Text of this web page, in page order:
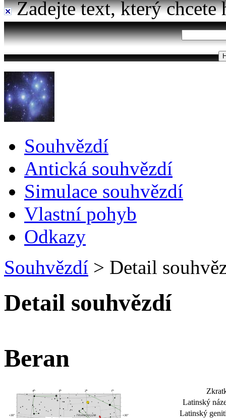
Zadejte text, který chcete
Souhvězdí
Antická souhvězdí
Simulace souhvězdí
Vlastní pohyb
Odkazy
Souhvězdí > Detail
Detail souhvězdí
Beran
Latinský
Latinský